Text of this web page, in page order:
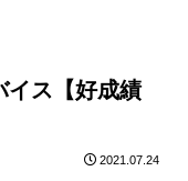
ス【好成績
2021.07.24